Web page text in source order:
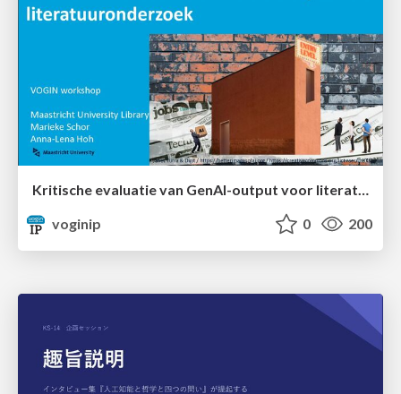
Kritische evaluatie van GenAI-output voor literatuuronderzoek
voginip
0 200